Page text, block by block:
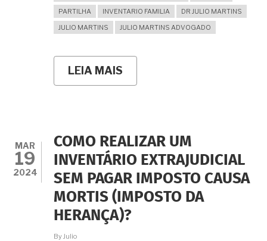
PARTILHA
INVENTARIO FAMILIA
DR JULIO MARTINS
JULIO MARTINS
JULIO MARTINS ADVOGADO
LEIA MAIS
MINHA
DOS
IMÓVEIS
QUE
TEMOS.
MESMO
DEPOIS
DE
TANTO
TEMPO
MAR
19
2024
COMO REALIZAR UM
INVENTÁRIO EXTRAJUDICIAL
SEM PAGAR IMPOSTO CAUSA
MORTIS (IMPOSTO DA
HERANÇA)?
By Julio